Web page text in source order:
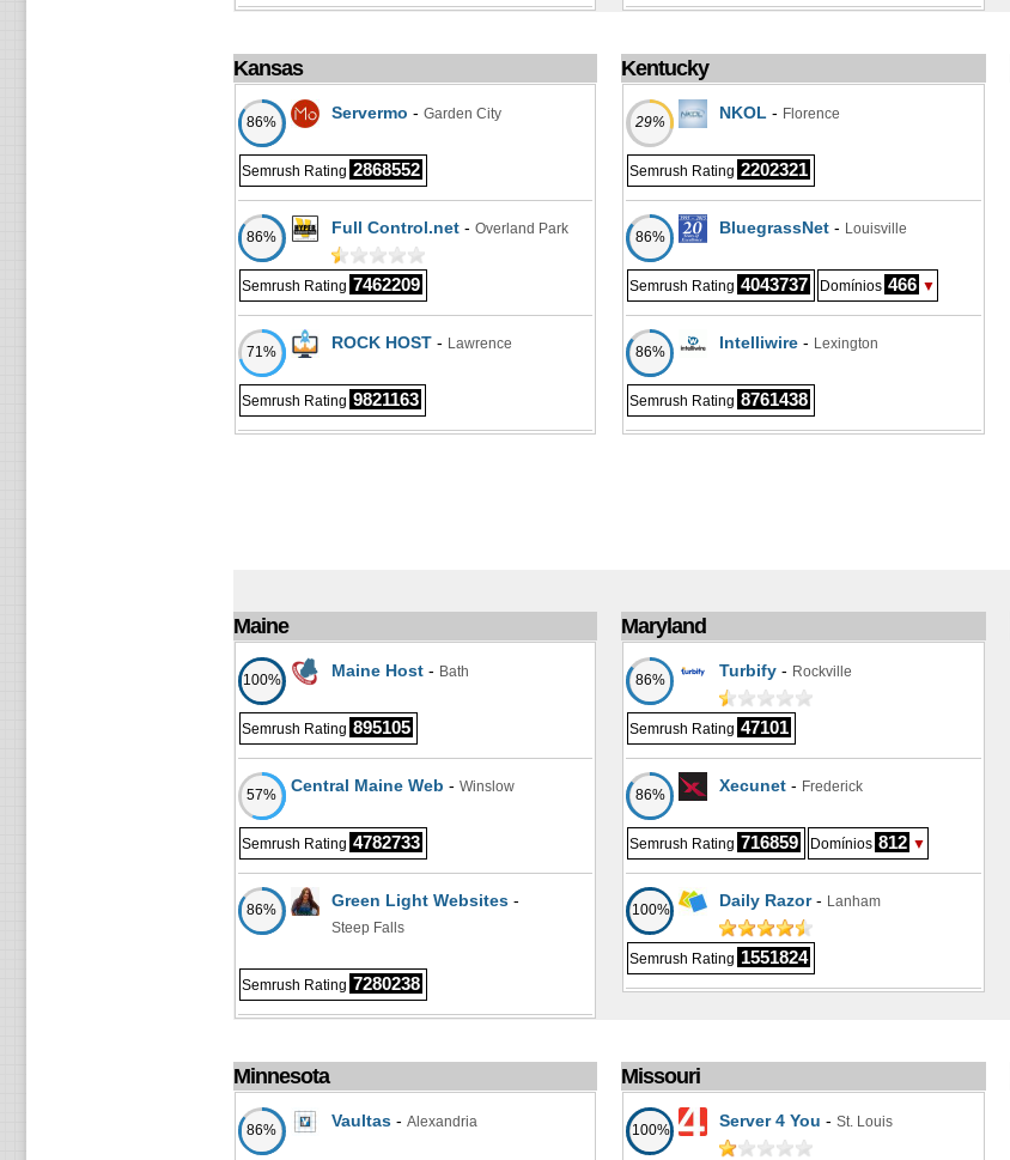
Kansas
86% Servermo - Garden City
Semrush Rating 2868552
86% Full Control.net- Overland Park
Semrush Rating 7462209
71% ROCK HOST- Lawrence
Semrush Rating 9821163
Kentucky
29% NKOL - Florence
Semrush Rating 2202321
86% BluegrassNet - Louisville
Semrush Rating 4043737 Domínios 466 ▼
86% Intelliwire - Lexington
Semrush Rating 8761438
Maine
100% Maine Host- Bath
Semrush Rating 895105
57% Central Maine Web - Winslow
Semrush Rating 4782733
86% Green Light Websites-
Steep Falls
Semrush Rating 7280238
Maryland
86% Turbify - Rockville
Semrush Rating 47101
86% Xecunet - Frederick
Semrush Rating 716859 Domínios 812 ▼
100% Daily Razor- Lanham
Semrush Rating 1551824
Minnesota
86% Vaultas- Alexandria
Missouri
100% Server 4 You -St. Louis